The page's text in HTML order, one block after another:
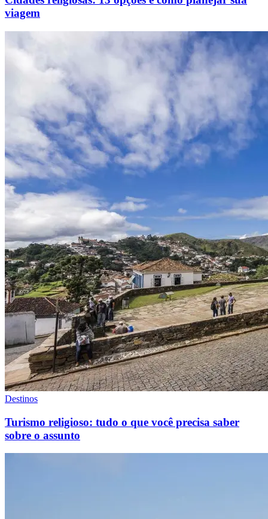
viagem
Destinos
Turismo religioso: tudo o que você precisa saber
sobre o assunto